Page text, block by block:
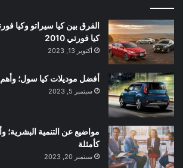
كيا فورتي 2010
أكتوبر 13, 2023
أفضل موديلات كيا سول؛ وأهم 3 موديلات منهم
سبتمبر 5, 2023
كأمثلة
سبتمبر 20, 2023